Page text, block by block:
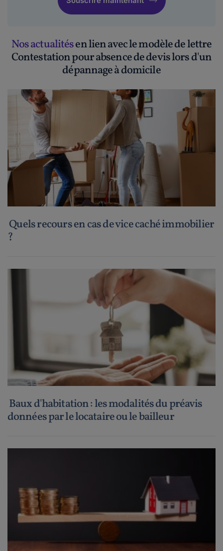
Nos actualitésen lien avec le modèle de lettre
Contestation pour absence de devis lors d'un
dépannage à domicile
Quels recours en cas de vice caché immobilier
?
Baux d'habitation : les modalités du préavis
données par le locataire ou le bailleur